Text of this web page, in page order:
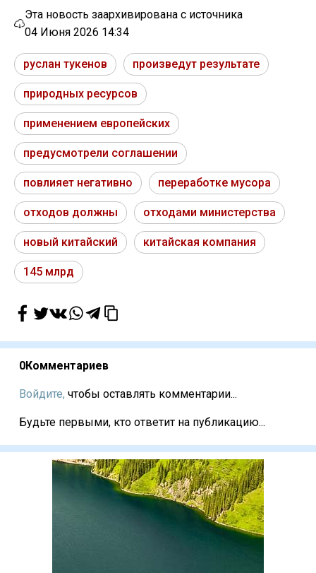
Эта новость заархивирована с источника
04 Июня 2026 14:34
руслан тукенов произведут результате
природных ресурсов
применением европейских
предусмотрели соглашении
повлияет негативно переработке мусора
отходов должны отходами министерства
новый китайский китайская компания
145 млрд
0Комментариев
Войдите, чтобы оставлять комментарии...
Будьте первыми, кто ответит на публикацию...